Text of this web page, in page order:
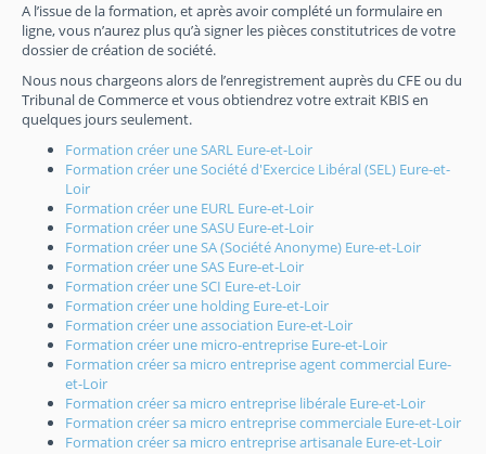
A l’issue de la formation, et après avoir complété un formulaire en
ligne, vous n’aurez plus qu’à signer les pièces constitutrices de votre
dossier de création de société.
Nous nous chargeons alors de l’enregistrement auprès du CFE ou du
Tribunal de Commerce et vous obtiendrez votre extrait KBIS en
quelques jours seulement.
Formation créer une SARL Eure-et-Loir
Formation créer une Société d'Exercice Libéral (SEL) Eure-et-
Loir
Formation créer une EURL Eure-et-Loir
Formation créer une SASU Eure-et-Loir
Formation créer une SA (Société Anonyme) Eure-et-Loir
Formation créer une SAS Eure-et-Loir
Formation créer une SCI Eure-et-Loir
Formation créer une holding Eure-et-Loir
Formation créer une association Eure-et-Loir
Formation créer une micro-entreprise Eure-et-Loir
Formation créer sa micro entreprise agent commercial Eure-
et-Loir
Formation créer sa micro entreprise libérale Eure-et-Loir
Formation créer sa micro entreprise commerciale Eure-et-Loir
Formation créer sa micro entreprise artisanale Eure-et-Loir